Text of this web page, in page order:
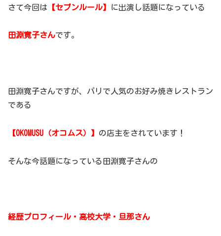
さて今回は 【セブンルール】 に出演し話題になっている
田淵寛子さんです。
田淵寛子さんですが、パリで人気のお好み焼きレストラン
である
【OKOMUSU（オコムス）】 の店主をされています！
そんな今話題になっている田淵寛子さんの
経歴プロフィール・高校大学・旦那さん